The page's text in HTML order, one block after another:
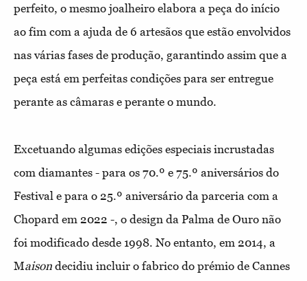
perfeito, o mesmo joalheiro elabora a peça do início
ao fim com a ajuda de 6 artesãos que estão envolvidos
nas várias fases de produção, garantindo assim que a
peça está em perfeitas condições para ser entregue
perante as câmaras e perante o mundo.
Excetuando algumas edições especiais incrustadas
com diamantes - para os 70.º e 75.º aniversários do
Festival e para o 25.º aniversário da parceria com a
Chopard em 2022 -, o design da Palma de Ouro não
foi modificado desde 1998. No entanto, em 2014, a
Maison decidiu incluir o fabrico do prémio de Cannes